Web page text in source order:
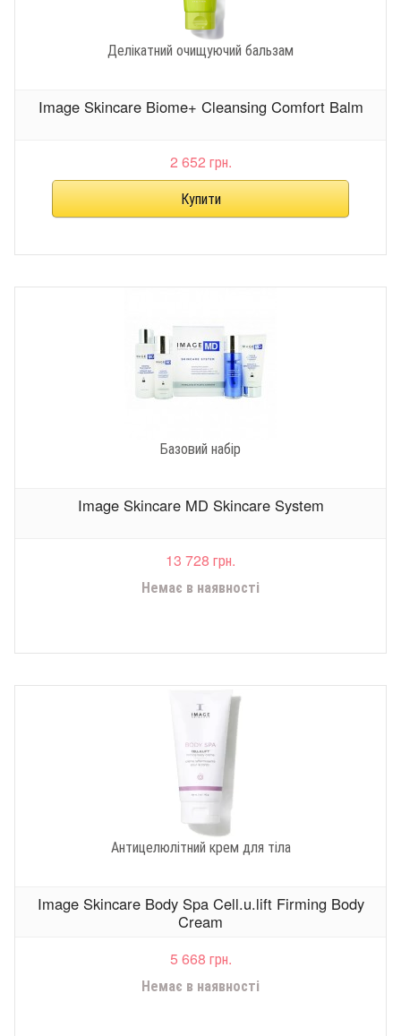
Делікатний очищуючий бальзам
Image Skincare Biome+ Cleansing Comfort Balm
2 652 грн.
Базовий набір
Image Skincare MD Skincare System
13 728 грн.
Немає в наявності
Антицелюлітний крем для тіла
Image Skincare Body Spa Cell.u.lift Firming Body
Cream
5 668 грн.
Немає в наявності